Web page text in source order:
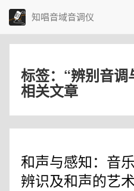
知唱音域音调仪
标签：“辨别音
相关文章
和声与感知：音
辨识及和声的艺术